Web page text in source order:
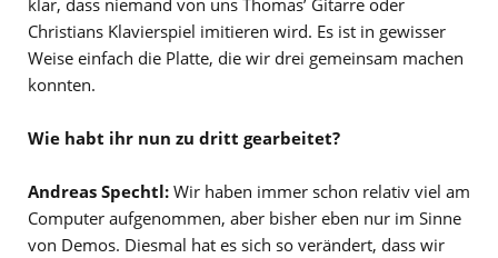
Christians Klavierspiel imitieren wird. Es ist in gewisser
Weise einfach die Platte, die wir drei gemeinsam machen
konnten.
Wie habt ihr nun zu dritt gearbeitet?
Andreas Spechtl: Wir haben immer schon relativ viel am
Computer aufgenommen, aber bisher eben nur im Sinne
von Demos. Diesmal hat es sich so verändert, dass wir